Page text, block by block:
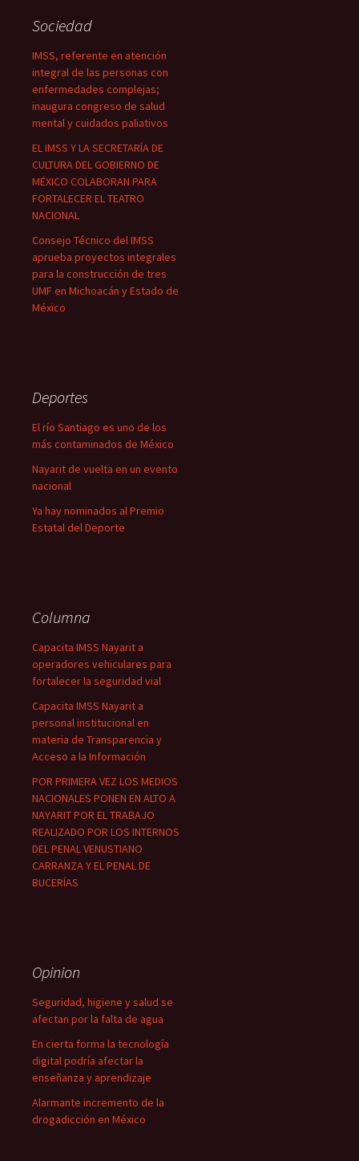
Sociedad
IMSS, referente en atención
integral de las personas con
enfermedades complejas;
inaugura congreso de salud
mental y cuidados paliativos
EL IMSS Y LA SECRETARÍA DE
CULTURA DEL GOBIERNO DE
MÉXICO COLABORAN PARA
FORTALECER EL TEATRO
NACIONAL
Consejo Técnico del IMSS
aprueba proyectos integrales
para la construcción de tres
UMF en Michoacán y Estado de
México
Deportes
El río Santiago es uno de los
más contaminados de México
Nayarit de vuelta en un evento
nacional
Ya hay nominados al Premio
Estatal del Deporte
Columna
Capacita IMSS Nayarit a
operadores vehiculares para
fortalecer la seguridad vial
Capacita IMSS Nayarit a
personal institucional en
materia de Transparencia y
Acceso a la Información
POR PRIMERA VEZ LOS MEDIOS
NACIONALES PONEN EN ALTO A
NAYARIT POR EL TRABAJO
REALIZADO POR LOS INTERNOS
DEL PENAL VENUSTIANO
CARRANZA Y EL PENAL DE
BUCERÍAS
Opinion
Seguridad, higiene y salud se
afectan por la falta de agua
En cierta forma la tecnología
digital podría afectar la
enseñanza y aprendizaje
Alarmante incremento de la
drogadicción en México